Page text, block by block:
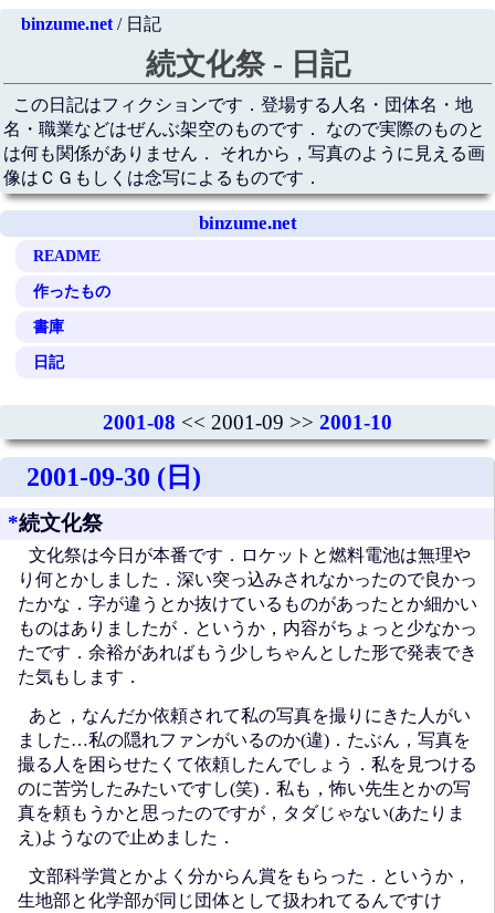
binzume.net/ 日記
続文化祭 - 日記
この日記はフィクションです．登場する人名・団体名・地
名・職業などはぜんぶ架空のものです． なので実際のものと
は何も関係がありません． それから，写真のように見える画
像はＣＧもしくは念写によるものです．
binzume.net
README
作ったもの
書庫
日記
2001-08 << 2001-09 >> 2001-10
2001-09-30 (日)
*続文化祭
文化祭は今日が本番です．ロケットと燃料電池は無理や
り何とかしました．深い突っ込みされなかったので良かっ
たかな．字が違うとか抜けているものがあったとか細かい
ものはありましたが．というか，内容がちょっと少なかっ
たです．余裕があればもう少しちゃんとした形で発表でき
た気もします．
あと，なんだか依頼されて私の写真を撮りにきた人がい
ました…私の隠れファンがいるのか(違)．たぶん，写真を
撮る人を困らせたくて依頼したんでしょう．私を見つける
のに苦労したみたいですし(笑)．私も，怖い先生とかの写
真を頼もうかと思ったのですが，タダじゃない(あたりま
え)ようなので止めました．
文部科学賞とかよく分からん賞をもらった．というか，
生地部と化学部が同じ団体として扱われてるんですけ